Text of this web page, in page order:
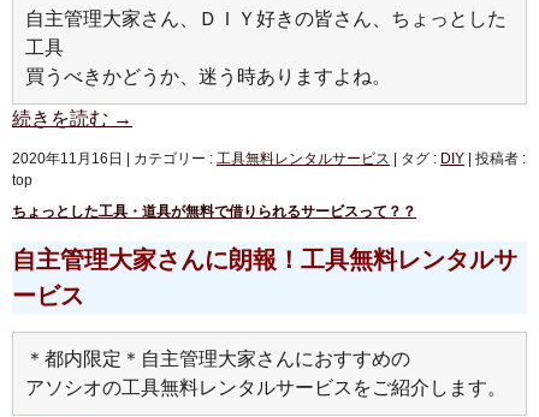
自主管理大家さん、ＤＩＹ好きの皆さん、ちょっとした
工具
買うべきかどうか、迷う時ありますよね。
続きを読む →
2020年11月16日 | カテゴリー : 工具無料レンタルサービス | タグ : DIY | 投稿者 :
top
ちょっとした工具・道具が無料で借りられるサービスって？？
自主管理大家さんに朗報！工具無料レンタルサ
ービス
＊都内限定＊自主管理大家さんにおすすめの
アソシオの工具無料レンタルサービスをご紹介します。